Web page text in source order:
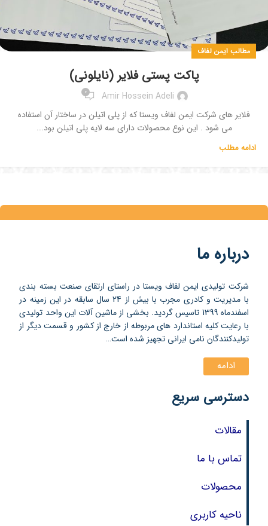
مطالب ایمن لفاف
پاکت پستی فلایر (نایلونی)
Amir Hossein Adeli
0
فلایر های شرکت ایمن لفاف ویستا که از پلی اتیلن در ساختار آن استفاده
می شود . این نوع محصولات دارای سه لایه پلی اتیلن بود...
ادامه مطلب
درباره ما
شرکت تولیدی ایمن لفاف ویستا در راستای ارتقای صنعت بسته بندی
با مدیریت و کادری مجرب با بیش از 24 سال سابقه در این زمینه در
اسفندماه 1399 تاسیس گردید. بخشی از ماشین آلات این واحد تولیدی
با رعایت کلیه استاندارد های مربوطه از خارج از کشور و قسمت دیگر از
تولیدکنندگان نامی ایرانی تجهیز شده است…
ادامه
دسترسی سریع
مقالات
تماس با ما
محصولات
ناحیه کاربری